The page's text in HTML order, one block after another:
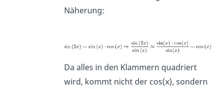
Näherung:
Da alles in den Klammern quadriert
wird, kommt nicht der cos(x), sondern